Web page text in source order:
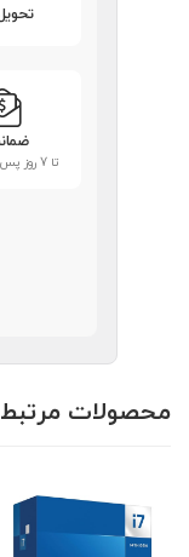
تا 7 روز پس از پرداخت
محصولات مرتبط